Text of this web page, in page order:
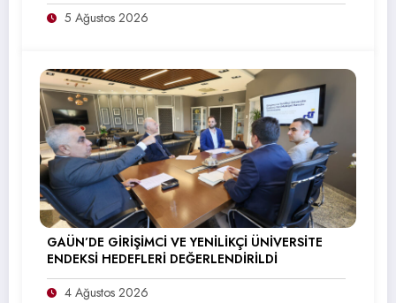
5 Ağustos 2026
GAÜN’DE GİRİŞİMCİ VE YENİLİKÇİ ÜNİVERSİTE
ENDEKSİ HEDEFLERİ DEĞERLENDİRİLDİ
4 Ağustos 2026